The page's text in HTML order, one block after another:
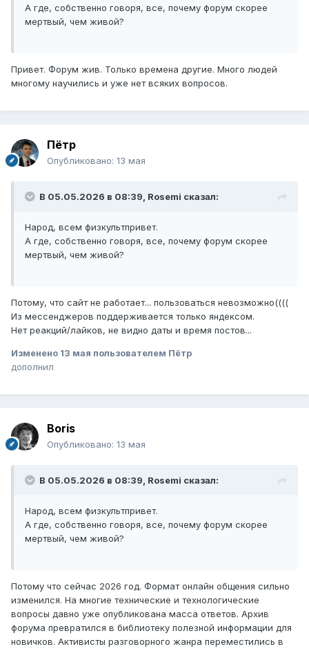
А где, собственно говоря, все, почему форум скорее
мертвый, чем живой?
Привет. Форум жив. Только времена другие. Много людей
многому научились и уже нет всяких вопросов.
Пётр
Опубликовано: 13 мая
В 05.05.2026 в 08:39, Rosemi сказал:
Народ, всем физкультпривет.
А где, собственно говоря, все, почему форум скорее
мертвый, чем живой?
Потому, что сайт не работает... пользоваться невозможно((((
Из мессенджеров поддерживается только яндексом.
Нет реакций/лайков, не видно даты и время постов...
Изменено 13 мая пользователем Пётр
дополнил
Boris
Опубликовано: 13 мая
В 05.05.2026 в 08:39, Rosemi сказал:
Народ, всем физкультпривет.
А где, собственно говоря, все, почему форум скорее
мертвый, чем живой?
Потому что сейчас 2026 год. Формат онлайн общения сильно
изменился. На многие технические и технологические
вопросы давно уже опубликована масса ответов. Архив
форума превратился в библиотеку полезной информации для
новичков. Активисты разговорного жанра переместились в